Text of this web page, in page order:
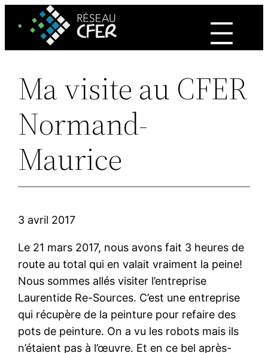
Ma visite au CFER
Normand-
Maurice
3 avril 2017
Le 21 mars 2017, nous avons fait 3 heures de
route au total qui en valait vraiment la peine!
Nous sommes allés visiter l’entreprise
Laurentide Re-Sources. C’est une entreprise
qui récupère de la peinture pour refaire des
pots de peinture. On a vu les robots mais ils
n’étaient pas à l’œuvre. Et en ce bel après-